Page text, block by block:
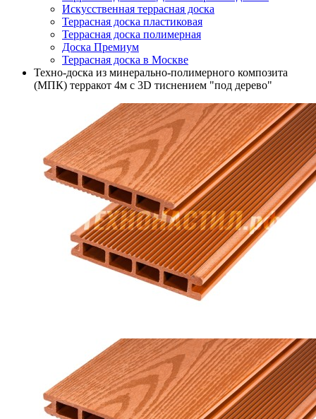
Искусственная террасная доска
Террасная доска пластиковая
Террасная доска полимерная
Доска Премиум
Террасная доска в Москве
Техно-доска из минерально-полимерного композита
(МПК) терракот 4м с 3D тиснением "под дерево"